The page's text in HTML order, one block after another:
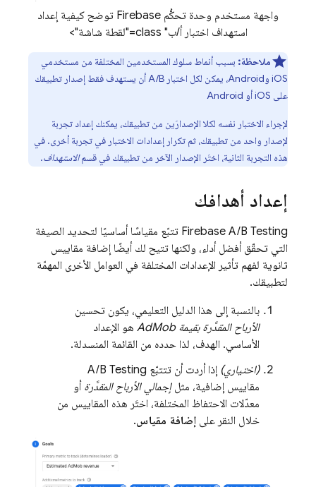
واجهة مستخدم وحدة تحكُّم Firebase توضح كيفية إعداد
استهداف اختبار أ/ب" class="لقطة شاشة">
ملاحظة: بسبب أنماط سلوك المستخدمين المختلفة من مستخدمي
iOS وAndroid، يمكن لكل اختبار A/B أن يستهدف فقط إصدار تطبيقك
على iOS أو Android
لإجراء الاختبار نفسه لكلا الإصدارَين من تطبيقك، يمكنك إعداد تجربة
لإصدار واحد من تطبيقك، ثم تكرار إعدادات الاختبار في تجربة أخرى. في
هذه التجربة الثانية، اختَر الإصدار الآخر من تطبيقك في قسمالاستهداف.
إعداد أهدافك
Firebase A/B Testing تتبّع مقياسًا أساسيًا لتحديد الصيغة
التي تحقّق أفضل أداء، ولكنها تتيح لك أيضًا إضافة مقاييس
ثانوية لفهم تأثير الإعدادات المختلفة في العوامل الأخرى المهمّة
لتطبيقك.
بالنسبة إلى هذا الدليل التعليمي، يكون تحسين
الأرباح المقدَّرة بقيمةAdMob هو الإعداد
الأساسي. الهدف، لذا حدده من القائمة المنسدلة.
(اختياري) إذا أردت أن تتتبّع A/B Testing
مقاييس إضافية، مثلإجمالي الأرباح المقدَّرة أو
معدّلات الاحتفاظ المختلفة، اختَر هذه المقاييس من
خلال النقر على إضافة مقياس.